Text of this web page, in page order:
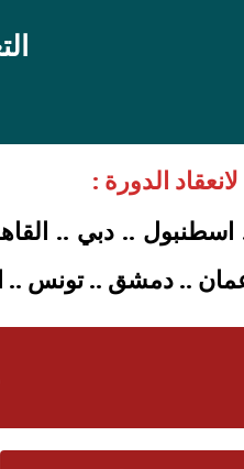
الدورة :
.. اسطنبول .. دبي ..
.. دمشق .. تونس ..